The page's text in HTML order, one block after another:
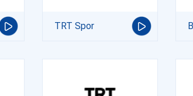
TRT Spor